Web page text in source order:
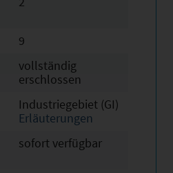
9
vollständig
erschlossen
Industriegebiet (GI)
Erläuterungen
sofort verfügbar